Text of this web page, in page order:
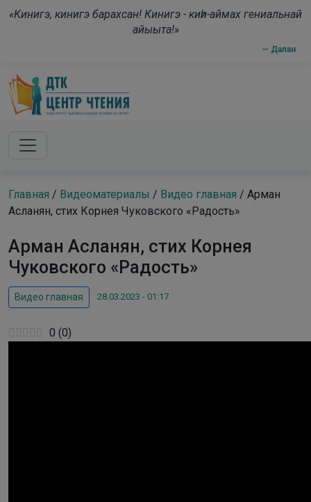
«Кинигэ, кинигэ барахсан! Кинигэ - киһи-аймах гениальнай
айыыта!»
— Далан
Skip to main content
Главная / Видеоматериалы / Видео главная / Арман
Асланян, стих Корнея Чуковского «Радость»
Арман Асланян, стих Корнея
Чуковского «Радость»
Видео главная 28.03.2023 - 01:17
0 (0)
modal-check